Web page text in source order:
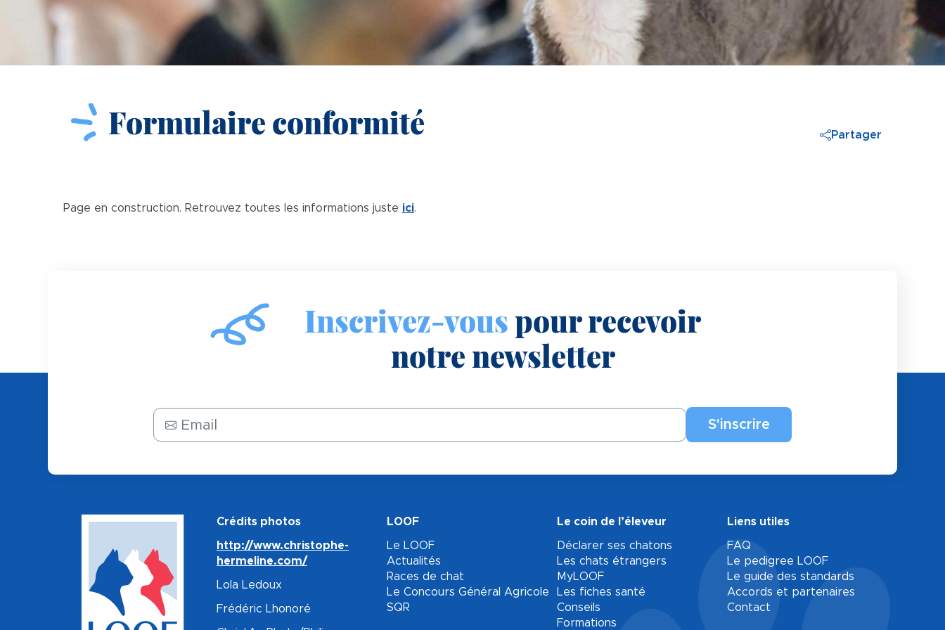
Formulaire conformité Partager
Page en construction. Retrouvez toutes les informations juste ici.
Inscrivez-vouspour recevoir
notre newsletter
Crédits photos
http://www.christophe-
hermeline.com/
Lola Ledoux
Frédéric Lhonoré
LOOF
Le LOOF
Actualités
Races de chat
Le Concours Général Agricole
SQR
Le coin de l’éleveur
Déclarer ses chatons
Les chats étrangers
MyLOOF
Les fiches santé
Conseils
Formations
Liens utiles
FAQ
Le pedigree LOOF
Le guide des standards
Accords et partenaires
Contact